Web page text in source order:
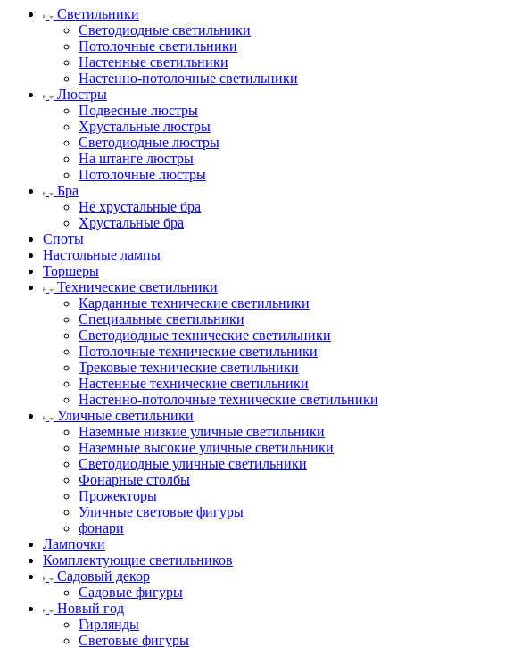
Светильники
Светодиодные светильники
Потолочные светильники
Настенные светильники
Настенно-потолочные светильники
Люстры
Подвесные люстры
Хрустальные люстры
Светодиодные люстры
На штанге люстры
Потолочные люстры
Бра
Не хрустальные бра
Хрустальные бра
Споты
Настольные лампы
Торшеры
Технические светильники
Карданные технические светильники
Специальные светильники
Светодиодные технические светильники
Потолочные технические светильники
Трековые технические светильники
Настенные технические светильники
Настенно-потолочные технические светильники
Уличные светильники
Наземные низкие уличные светильники
Наземные высокие уличные светильники
Светодиодные уличные светильники
Фонарные столбы
Прожекторы
Уличные световые фигуры
фонари
Лампочки
Комплектующие светильников
Садовый декор
Садовые фигуры
Новый год
Гирлянды
Световые фигуры